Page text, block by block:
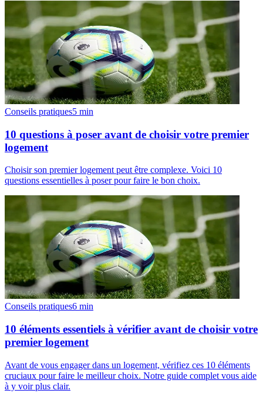
Conseils pratiques5 min
10 questions à poser avant de choisir votre premier
logement
Choisir son premier logement peut être complexe. Voici 10
questions essentielles à poser pour faire le bon choix.
Conseils pratiques6 min
10 éléments essentiels à vérifier avant de choisir votre
premier logement
Avant de vous engager dans un logement, vérifiez ces 10 éléments
cruciaux pour faire le meilleur choix. Notre guide complet vous aide
à y voir plus clair.